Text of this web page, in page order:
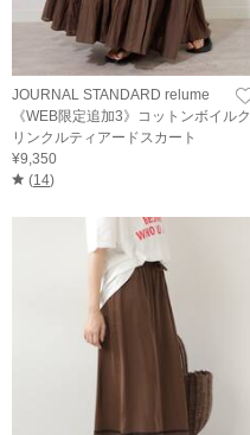
JOURNAL STANDARD relume
《WEB限定追加3》コットンボイルク
リンクルティアードスカート
¥9,350
(14)